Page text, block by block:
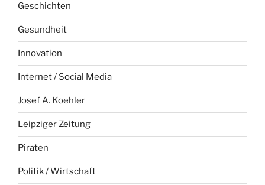
Geschichten
Gesundheit
Innovation
Internet / Social Media
Josef A. Koehler
Leipziger Zeitung
Piraten
Politik / Wirtschaft